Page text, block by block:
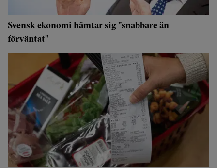
Svensk ekonomi hämtar sig "snabbare än
förväntat”